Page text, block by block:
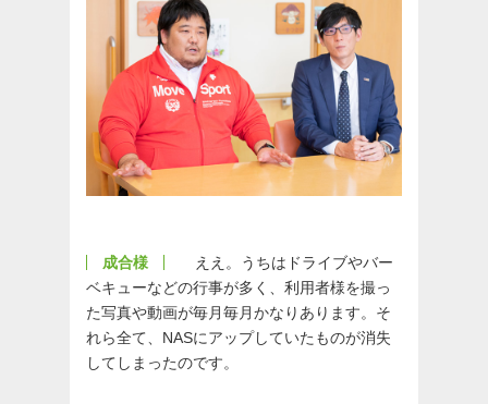
成合様
ええ。うちはドライブやバー
ベキューなどの行事が多く、利用者様を撮っ
た写真や動画が毎月毎月かなりあります。そ
れら全て、NASにアップしていたものが消失
してしまったのです。